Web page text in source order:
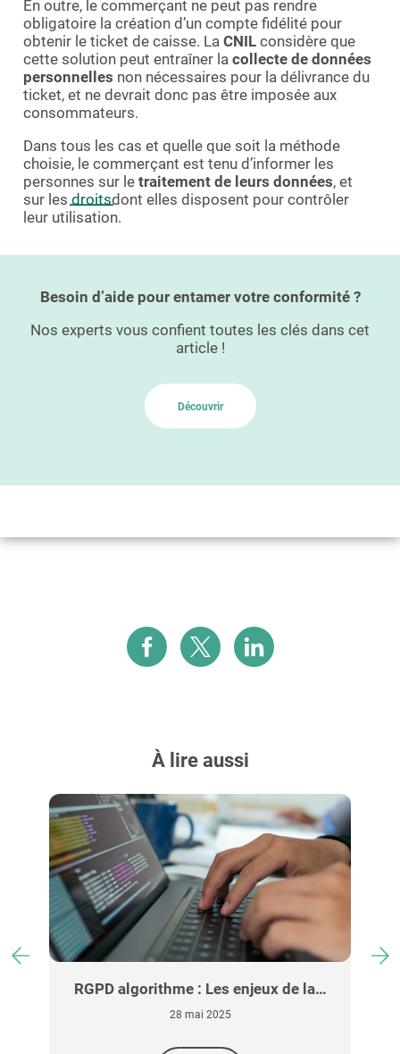
En outre, le commerçant ne peut pas rendre
obligatoire la création d’un compte fidélité pour
obtenir le ticket de caisse. La CNIL considère que
cette solution peut entraîner la collecte de données
personnelles non nécessaires pour la délivrance du
ticket, et ne devrait donc pas être imposée aux
consommateurs.
Dans tous les cas et quelle que soit la méthode
choisie, le commerçant est tenu d’informer les
personnes sur le traitement de leurs données, et
sur les droitsdont elles disposent pour contrôler
leur utilisation.
Besoin d’aide pour entamer votre conformité ?
Nos experts vous confient toutes les clés dans cet
article !
Découvrir
À lire aussi
RGPD algorithme : Les enjeux de la…
28 mai 2025